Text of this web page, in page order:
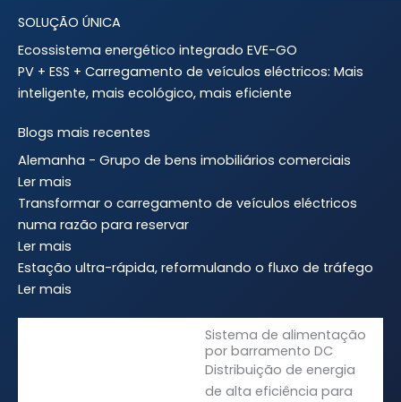
SOLUÇÃO ÚNICA
Ecossistema energético integrado EVE-GO
PV + ESS + Carregamento de veículos eléctricos: Mais
inteligente, mais ecológico, mais eficiente
Blogs mais recentes
Alemanha - Grupo de bens imobiliários comerciais
Ler mais
Transformar o carregamento de veículos eléctricos
numa razão para reservar
Ler mais
Estação ultra-rápida, reformulando o fluxo de tráfego
Ler mais
Sistema de alimentação
por barramento DC
Distribuição de energia
de alta eficiência para